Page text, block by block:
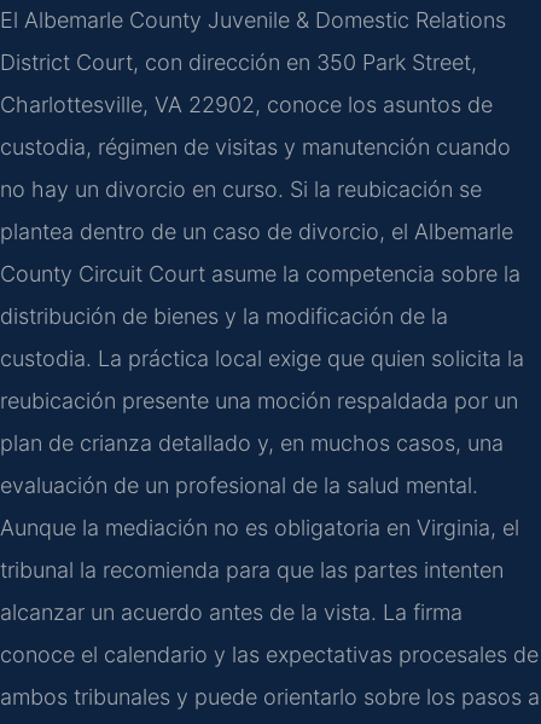
El Albemarle County Juvenile & Domestic Relations
District Court, con dirección en 350 Park Street,
Charlottesville, VA 22902, conoce los asuntos de
custodia, régimen de visitas y manutención cuando
no hay un divorcio en curso. Si la reubicación se
plantea dentro de un caso de divorcio, el Albemarle
County Circuit Court asume la competencia sobre la
distribución de bienes y la modificación de la
custodia. La práctica local exige que quien solicita la
reubicación presente una moción respaldada por un
plan de crianza detallado y, en muchos casos, una
evaluación de un profesional de la salud mental.
Aunque la mediación no es obligatoria en Virginia, el
tribunal la recomienda para que las partes intenten
alcanzar un acuerdo antes de la vista. La firma
conoce el calendario y las expectativas procesales de
ambos tribunales y puede orientarlo sobre los pasos a